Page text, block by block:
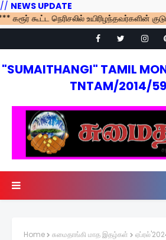
// NEWS UPDATE
கூட்ட நெரிசலில் உயிரிழந்தவர்களின்
"SUMAITHANGI" TAMIL
TNTAM/2014/
Home சுமைதாங்கி மாத இதழ்கள்